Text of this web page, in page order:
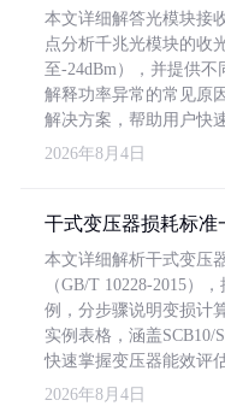
本文详细解答光模块接
点分析千兆光模块的收
至-24dBm），并提供
解释功率异常的常见原
解决方案，帮助用户快
2026年8月4日
干式变压器损耗标准
本文详细解析干式变压
（GB/T 10228-2015）
例，分步骤说明变损计
实例表格，涵盖SCB10/
快速掌握变压器能效评
2026年8月4日